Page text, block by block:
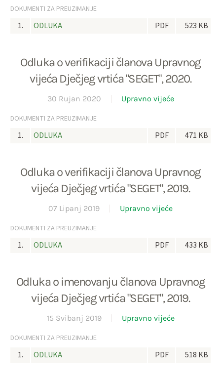
DOKUMENTI ZA PREUZIMANJE
1. ODLUKA PDF 523 KB
Odluka o verifikaciji članova Upravnog
vijeća Dječjeg vrtića "SEGET", 2020.
30 Rujan 2020 Upravno vijeće
DOKUMENTI ZA PREUZIMANJE
1. ODLUKA PDF 471 KB
Odluka o verifikaciji članova Upravnog
vijeća Dječjeg vrtića "SEGET", 2019.
07 Lipanj 2019 Upravno vijeće
DOKUMENTI ZA PREUZIMANJE
1. ODLUKA PDF 433 KB
Odluka o imenovanju članova Upravnog
vijeća Dječjeg vrtića "SEGET", 2019.
15 Svibanj 2019 Upravno vijeće
DOKUMENTI ZA PREUZIMANJE
1. ODLUKA PDF 518 KB